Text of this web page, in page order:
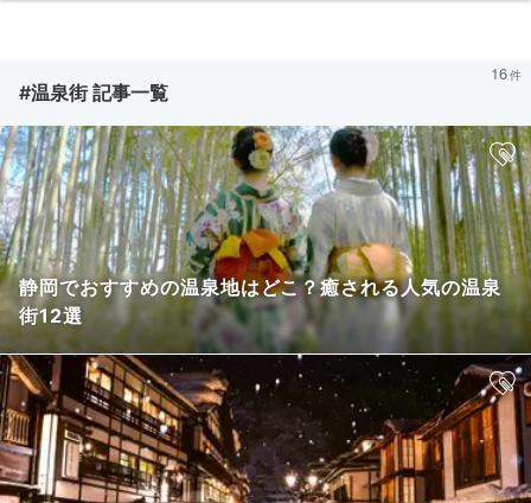
#温泉街 記事一覧
16
静岡でおすすめの温泉地はどこ？癒される人気の温泉
街12選